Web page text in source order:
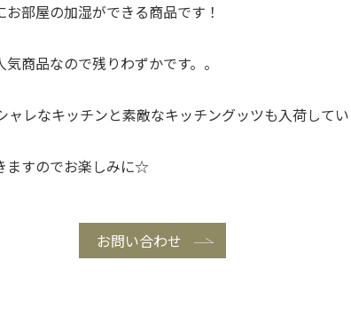
部屋の加湿ができる商品です！
商品なので残りわずかです。。
ャレなキッチンと素敵なキッチングッツも入荷して
ますのでお楽しみに☆
お問い合わせ